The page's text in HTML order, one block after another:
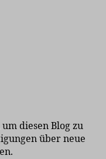
diesen Blog zu
über neue